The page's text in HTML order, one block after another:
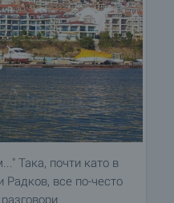
Така, почти като в
Радков, все по-често